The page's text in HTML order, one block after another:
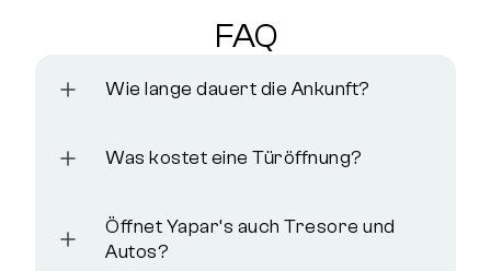
FAQ
Wie lange dauert die Ankunft?
Was kostet eine Türöffnung?
Öffnet Yapar‘s auch Tresore und
Autos?